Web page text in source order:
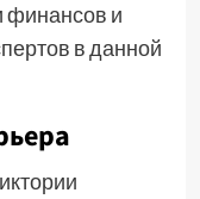
финансов и
в данной